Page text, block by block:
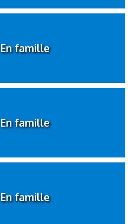
En famille
En famille
En famille